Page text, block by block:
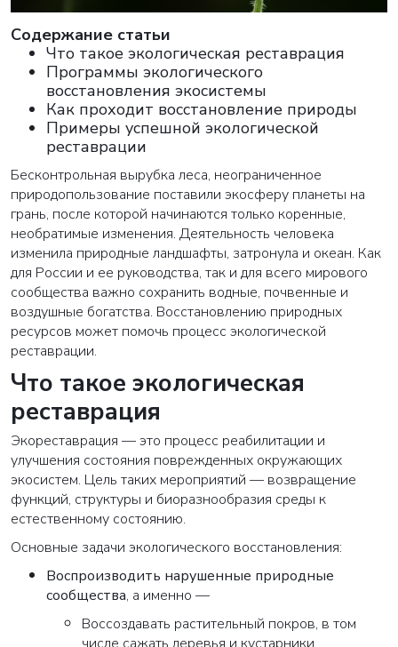
Cодержание статьи
Что такое экологическая реставрация
Программы экологического
восстановления экосистемы
Как проходит восстановление природы
Примеры успешной экологической
реставрации
Бесконтрольная вырубка леса, неограниченное
природопользование поставили экосферу планеты на
грань, после которой начинаются только коренные,
необратимые изменения. Деятельность человека
изменила природные ландшафты, затронула и океан. Как
для России и ее руководства, так и для всего мирового
сообщества важно сохранить водные, почвенные и
воздушные богатства. Восстановлению природных
ресурсов может помочь процесс экологической
реставрации.
Что такое экологическая
реставрация
Экореставрация — это процесс реабилитации и
улучшения состояния поврежденных окружающих
экосистем. Цель таких мероприятий — возвращение
функций, структуры и биоразнообразия среды к
естественному состоянию.
Основные задачи экологического восстановления:
Воспроизводить нарушенные природные
сообщества, а именно —
Воссоздавать растительный покров, в том